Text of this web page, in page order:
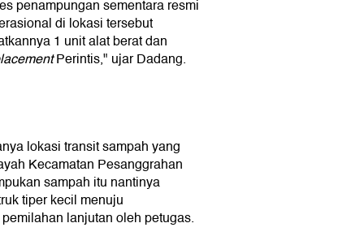
penampungan sementara resmi
di lokasi tersebut
1 unit alat berat dan
Perintis," ujar Dadang.
lokasi transit sampah yang
Kecamatan Pesanggrahan
sampah itu nantinya
tiper kecil menuju
lanjutan oleh petugas.